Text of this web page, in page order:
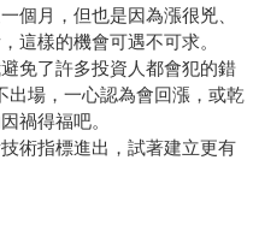
個月，但也是因為漲很兇、
這樣的機會可遇不可求。
免了許多投資人都會犯的錯
場，一心認為會回漲，或乾
禍得福吧。
術指標進出，試著建立更有